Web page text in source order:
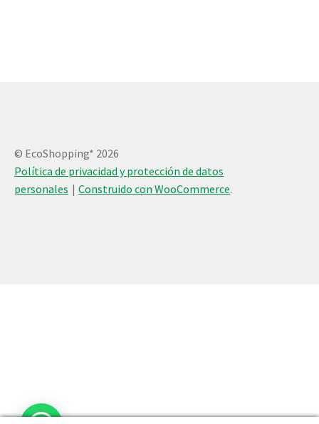
© EcoShopping* 2026
Política de privacidad y protección de datos
personales
Construido con WooCommerce.